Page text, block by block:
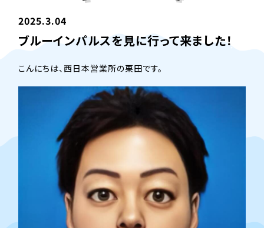
2025.3.04
ブルーインパルスを見に行って来ました！
こんにちは、西日本営業所の栗田です。